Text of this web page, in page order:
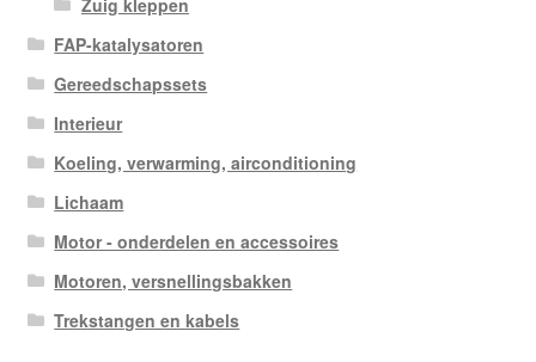
FAP-katalysatoren
Gereedschapssets
Interieur
Koeling, verwarming, airconditioning
Lichaam
Motor - onderdelen en accessoires
Motoren, versnellingsbakken
Trekstangen en kabels